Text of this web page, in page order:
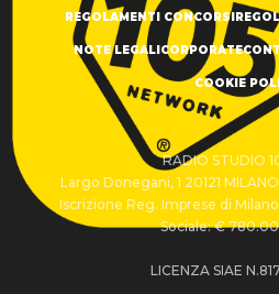
REGOLAMENTI CONCORSI
NOTE LEGALICORPORATE
COOKIE
RADIO STUDIO
Largo Donegani, 1 20121
Iscrizione Reg. Imprese di Milano
Sociale: €
LICENZA SIAE